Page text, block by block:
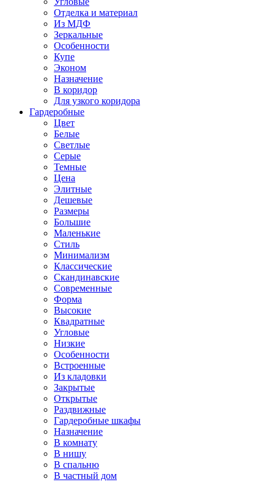
Отделка и материал
Из МДФ
Зеркальные
Особенности
Купе
Эконом
Назначение
В коридор
Для узкого коридора
Гардеробные
Цвет
Белые
Светлые
Серые
Темные
Цена
Элитные
Дешевые
Размеры
Большие
Маленькие
Стиль
Минимализм
Классические
Скандинавские
Современные
Форма
Высокие
Квадратные
Угловые
Низкие
Особенности
Встроенные
Из кладовки
Закрытые
Открытые
Раздвижные
Гардеробные шкафы
Назначение
В комнату
В нишу
В спальню
В частный дом